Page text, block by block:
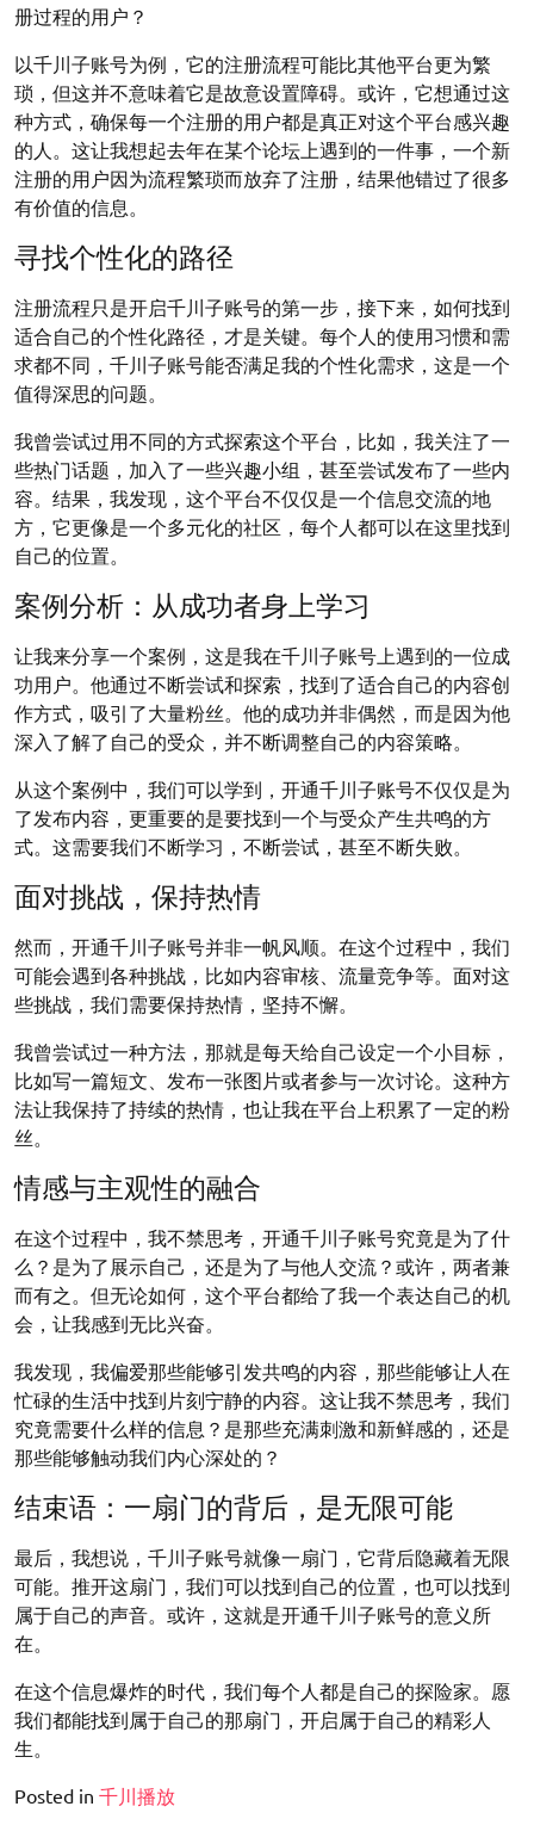
册过程的用户？
以千川子账号为例，它的注册流程可能比其他平台更为繁
琐，但这并不意味着它是故意设置障碍。或许，它想通过这
种方式，确保每一个注册的用户都是真正对这个平台感兴趣
的人。这让我想起去年在某个论坛上遇到的一件事，一个新
注册的用户因为流程繁琐而放弃了注册，结果他错过了很多
有价值的信息。
寻找个性化的路径
注册流程只是开启千川子账号的第一步，接下来，如何找到
适合自己的个性化路径，才是关键。每个人的使用习惯和需
求都不同，千川子账号能否满足我的个性化需求，这是一个
值得深思的问题。
我曾尝试过用不同的方式探索这个平台，比如，我关注了一
些热门话题，加入了一些兴趣小组，甚至尝试发布了一些内
容。结果，我发现，这个平台不仅仅是一个信息交流的地
方，它更像是一个多元化的社区，每个人都可以在这里找到
自己的位置。
案例分析：从成功者身上学习
让我来分享一个案例，这是我在千川子账号上遇到的一位成
功用户。他通过不断尝试和探索，找到了适合自己的内容创
作方式，吸引了大量粉丝。他的成功并非偶然，而是因为他
深入了解了自己的受众，并不断调整自己的内容策略。
从这个案例中，我们可以学到，开通千川子账号不仅仅是为
了发布内容，更重要的是要找到一个与受众产生共鸣的方
式。这需要我们不断学习，不断尝试，甚至不断失败。
面对挑战，保持热情
然而，开通千川子账号并非一帆风顺。在这个过程中，我们
可能会遇到各种挑战，比如内容审核、流量竞争等。面对这
些挑战，我们需要保持热情，坚持不懈。
我曾尝试过一种方法，那就是每天给自己设定一个小目标，
比如写一篇短文、发布一张图片或者参与一次讨论。这种方
法让我保持了持续的热情，也让我在平台上积累了一定的粉
丝。
情感与主观性的融合
在这个过程中，我不禁思考，开通千川子账号究竟是为了什
么？是为了展示自己，还是为了与他人交流？或许，两者兼
而有之。但无论如何，这个平台都给了我一个表达自己的机
会，让我感到无比兴奋。
我发现，我偏爱那些能够引发共鸣的内容，那些能够让人在
忙碌的生活中找到片刻宁静的内容。这让我不禁思考，我们
究竟需要什么样的信息？是那些充满刺激和新鲜感的，还是
那些能够触动我们内心深处的？
结束语：一扇门的背后，是无限可能
最后，我想说，千川子账号就像一扇门，它背后隐藏着无限
可能。推开这扇门，我们可以找到自己的位置，也可以找到
属于自己的声音。或许，这就是开通千川子账号的意义所
在。
在这个信息爆炸的时代，我们每个人都是自己的探险家。愿
我们都能找到属于自己的那扇门，开启属于自己的精彩人
生。
Posted in 千川播放